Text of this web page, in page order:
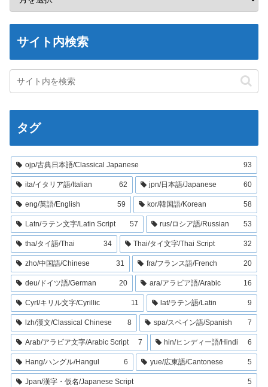
サイト内検索
タグ
ojp/古典日本語/Classical Japanese 93
ita/イタリア語/Italian 62 jpn/日本語/Japanese 60
eng/英語/English 59 kor/韓国語/Korean 58
Latn/ラテン文字/Latin Script 57 rus/ロシア語/Russian 53
tha/タイ語/Thai 34 Thai/タイ文字/Thai Script 32
zho/中国語/Chinese 31 fra/フランス語/French 20
deu/ドイツ語/German 20 ara/アラビア語/Arabic 16
Cyrl/キリル文字/Cyrillic 11 lat/ラテン語/Latin 9
lzh/漢文/Classical Chinese 8 spa/スペイン語/Spanish 7
Arab/アラビア文字/Arabic Script 7 hin/ヒンディー語/Hindi 6
Hang/ハングル/Hangul 6 yue/広東語/Cantonese 5
Jpan/漢字・仮名/Japanese Script 5